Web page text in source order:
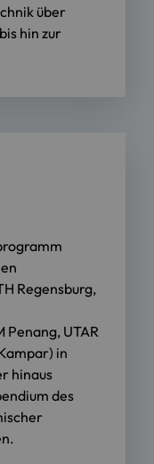
über
hin zur
Regensburg,
UTAR
in
hinaus
des